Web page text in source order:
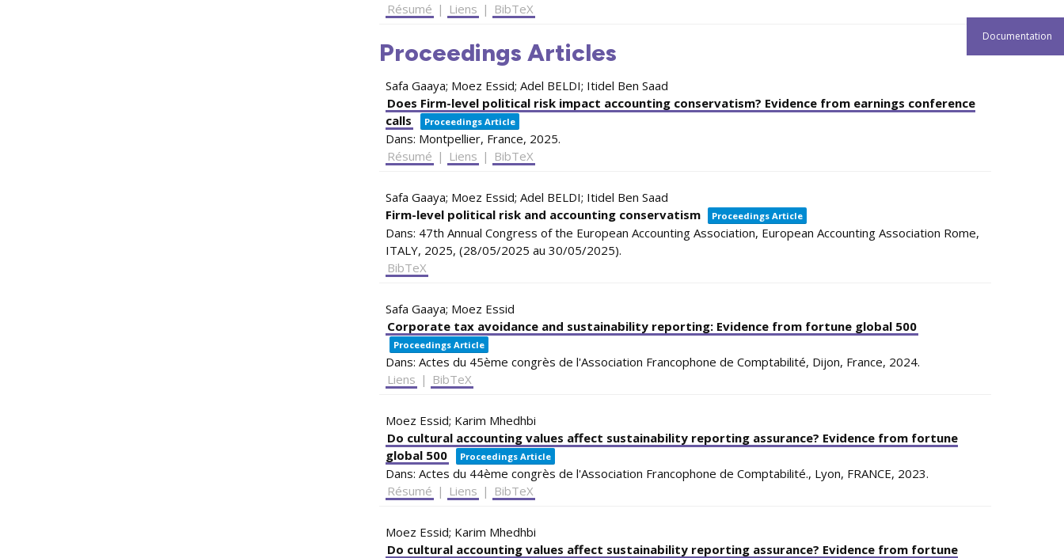
Résumé | Liens | BibTeX
Proceedings Articles
Safa Gaaya; Moez Essid; Adel BELDI; Itidel Ben Saad
Does Firm-level political risk impact accounting conservatism? Evidence from earnings conference
calls
Proceedings Article
Dans: Montpellier, France, 2025.
Résumé | Liens | BibTeX
Safa Gaaya; Moez Essid; Adel BELDI; Itidel Ben Saad
Firm-level political risk and accounting conservatism
Proceedings Article
Dans: 47th Annual Congress of the European Accounting Association, European Accounting Association Rome,
ITALY, 2025, (28/05/2025 au 30/05/2025).
BibTeX
Safa Gaaya; Moez Essid
Corporate tax avoidance and sustainability reporting: Evidence from fortune global 500
Proceedings Article
Dans: Actes du 45ème congrès de l'Association Francophone de Comptabilité, Dijon, France, 2024.
Liens | BibTeX
Moez Essid; Karim Mhedhbi
Do cultural accounting values affect sustainability reporting assurance? Evidence from fortune
global 500
Proceedings Article
Dans: Actes du 44ème congrès de l'Association Francophone de Comptabilité., Lyon, FRANCE, 2023.
Résumé | Liens | BibTeX
Moez Essid; Karim Mhedhbi
Do cultural accounting values affect sustainability reporting assurance? Evidence from fortune
Documentation